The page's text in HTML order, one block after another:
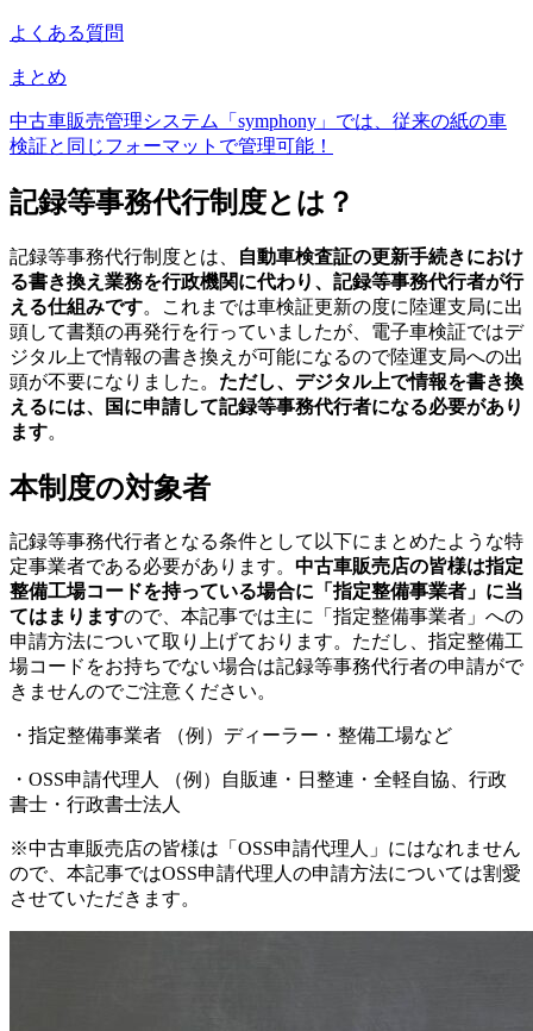
よくある質問
まとめ
中古車販売管理システム「symphony」では、従来の紙の車
検証と同じフォーマットで管理可能！
記録等事務代行制度とは？
記録等事務代行制度とは、
自動車検査証の更新手続きにおけ
る書き換え業務を行政機関に代わり、記録等事務代行者が行
える仕組みです。これまでは車検証更新の度に陸運支局に出
頭して書類の再発行を行っていましたが、電子車検証ではデ
ジタル上で情報の書き換えが可能になるので陸運支局への出
頭が不要になりました。 ただし、デジタル上で情報を書き換
えるには、国に申請して記録等事務代行者になる必要があり
ます。
本制度の対象者
記録等事務代行者となる条件として以下にまとめたような特
定事業者である必要があります。 中古車販売店の皆様は指定
整備工場コードを持っている場合に「指定整備事業者」に当
てはまりますので、本記事では主に「指定整備事業者」への
申請方法について取り上げております。ただし、指定整備工
場コードをお持ちでない場合は記録等事務代行者の申請がで
きませんのでご注意ください。
・指定整備事業者 （例）ディーラー・整備工場など
・OSS申請代理人 （例）自販連・日整連・全軽自協、行政
書士・行政書士法人
※中古車販売店の皆様は「OSS申請代理人」にはなれません
ので、本記事ではOSS申請代理人の申請方法については割愛
させていただきます。